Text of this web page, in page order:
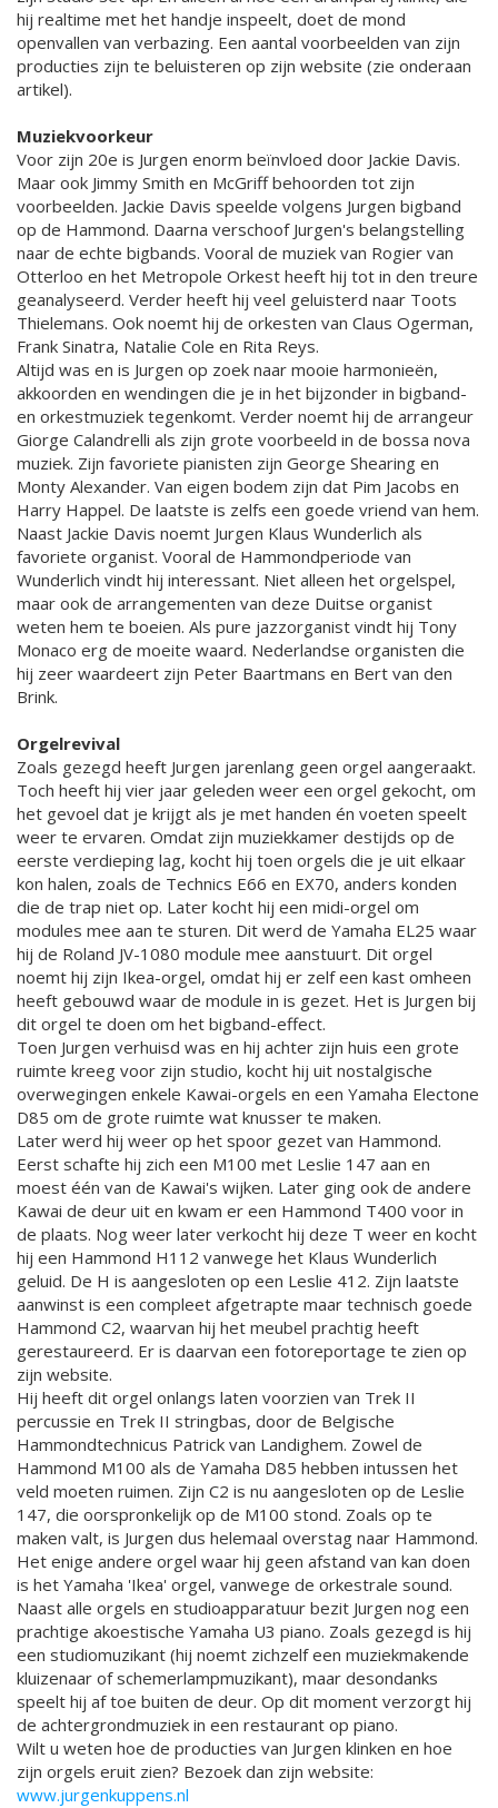
hij realtime met het handje inspeelt, doet de mond
openvallen van verbazing. Een aantal voorbeelden van zijn
producties zijn te beluisteren op zijn website (zie onderaan
artikel).
Muziekvoorkeur
Voor zijn 20e is Jurgen enorm beïnvloed door Jackie Davis.
Maar ook Jimmy Smith en McGriff behoorden tot zijn
voorbeelden. Jackie Davis speelde volgens Jurgen bigband
op de Hammond. Daarna verschoof Jurgen's belangstelling
naar de echte bigbands. Vooral de muziek van Rogier van
Otterloo en het Metropole Orkest heeft hij tot in den treure
geanalyseerd. Verder heeft hij veel geluisterd naar Toots
Thielemans. Ook noemt hij de orkesten van Claus Ogerman,
Frank Sinatra, Natalie Cole en Rita Reys.
Altijd was en is Jurgen op zoek naar mooie harmonieën,
akkoorden en wendingen die je in het bijzonder in bigband-
en orkestmuziek tegenkomt. Verder noemt hij de arrangeur
Giorge Calandrelli als zijn grote voorbeeld in de bossa nova
muziek. Zijn favoriete pianisten zijn George Shearing en
Monty Alexander. Van eigen bodem zijn dat Pim Jacobs en
Harry Happel. De laatste is zelfs een goede vriend van hem.
Naast Jackie Davis noemt Jurgen Klaus Wunderlich als
favoriete organist. Vooral de Hammondperiode van
Wunderlich vindt hij interessant. Niet alleen het orgelspel,
maar ook de arrangementen van deze Duitse organist
weten hem te boeien. Als pure jazzorganist vindt hij Tony
Monaco erg de moeite waard. Nederlandse organisten die
hij zeer waardeert zijn Peter Baartmans en Bert van den
Brink.
Orgelrevival
Zoals gezegd heeft Jurgen jarenlang geen orgel aangeraakt.
Toch heeft hij vier jaar geleden weer een orgel gekocht, om
het gevoel dat je krijgt als je met handen én voeten speelt
weer te ervaren. Omdat zijn muziekkamer destijds op de
eerste verdieping lag, kocht hij toen orgels die je uit elkaar
kon halen, zoals de Technics E66 en EX70, anders konden
die de trap niet op. Later kocht hij een midi-orgel om
modules mee aan te sturen. Dit werd de Yamaha EL25 waar
hij de Roland JV-1080 module mee aanstuurt. Dit orgel
noemt hij zijn Ikea-orgel, omdat hij er zelf een kast omheen
heeft gebouwd waar de module in is gezet. Het is Jurgen bij
dit orgel te doen om het bigband-effect.
Toen Jurgen verhuisd was en hij achter zijn huis een grote
ruimte kreeg voor zijn studio, kocht hij uit nostalgische
overwegingen enkele Kawai-orgels en een Yamaha Electone
D85 om de grote ruimte wat knusser te maken.
Later werd hij weer op het spoor gezet van Hammond.
Eerst schafte hij zich een M100 met Leslie 147 aan en
moest één van de Kawai's wijken. Later ging ook de andere
Kawai de deur uit en kwam er een Hammond T400 voor in
de plaats. Nog weer later verkocht hij deze T weer en kocht
hij een Hammond H112 vanwege het Klaus Wunderlich
geluid. De H is aangesloten op een Leslie 412. Zijn laatste
aanwinst is een compleet afgetrapte maar technisch goede
Hammond C2, waarvan hij het meubel prachtig heeft
gerestaureerd. Er is daarvan een fotoreportage te zien op
zijn website.
Hij heeft dit orgel onlangs laten voorzien van Trek II
percussie en Trek II stringbas, door de Belgische
Hammondtechnicus Patrick van Landighem. Zowel de
Hammond M100 als de Yamaha D85 hebben intussen het
veld moeten ruimen. Zijn C2 is nu aangesloten op de Leslie
147, die oorspronkelijk op de M100 stond. Zoals op te
maken valt, is Jurgen dus helemaal overstag naar Hammond.
Het enige andere orgel waar hij geen afstand van kan doen
is het Yamaha 'Ikea' orgel, vanwege de orkestrale sound.
Naast alle orgels en studioapparatuur bezit Jurgen nog een
prachtige akoestische Yamaha U3 piano. Zoals gezegd is hij
een studiomuzikant (hij noemt zichzelf een muziekmakende
kluizenaar of schemerlampmuzikant), maar desondanks
speelt hij af toe buiten de deur. Op dit moment verzorgt hij
de achtergrondmuziek in een restaurant op piano.
Wilt u weten hoe de producties van Jurgen klinken en hoe
zijn orgels eruit zien? Bezoek dan zijn website:
www.jurgenkuppens.nl